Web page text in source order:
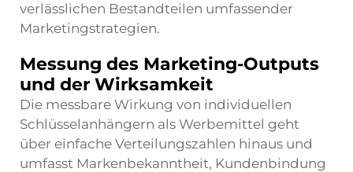
verlässlichen Bestandteilen umfassender
Marketingstrategien.
Messung des Marketing-Outputs
und der Wirksamkeit
Die messbare Wirkung von individuellen
Schlüsselanhängern als Werbemittel geht
über einfache Verteilungszahlen hinaus und
umfasst Markenbekanntheit, Kundenbindung